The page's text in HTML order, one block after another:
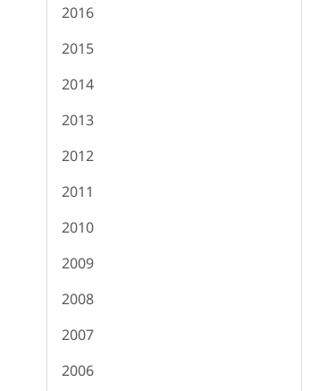
2016
2015
2014
2013
2012
2011
2010
2009
2008
2007
2006